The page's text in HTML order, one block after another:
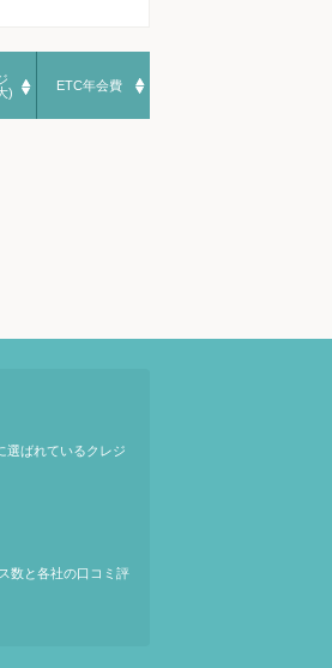
)
ETC年会費
選ばれているクレジ
数と各社の口コミ評